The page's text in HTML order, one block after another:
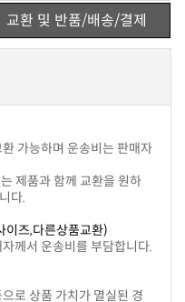
교환 및 반품/배송/결제
다.
이즈,다른상품교환)
께서 운송비를 부담합니다.